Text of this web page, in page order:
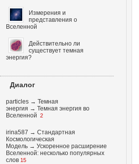
Измерения и
представления о
Вселенной
Действительно ли
существует темная
энергия?
Диалог
particles → Темная
энергия → Темная энергия во
Вселенной 2
irina587 → Стандартная
Космологическая
Модель → Ускоренное расширение
Вселенной: несколько популярных
слов 15